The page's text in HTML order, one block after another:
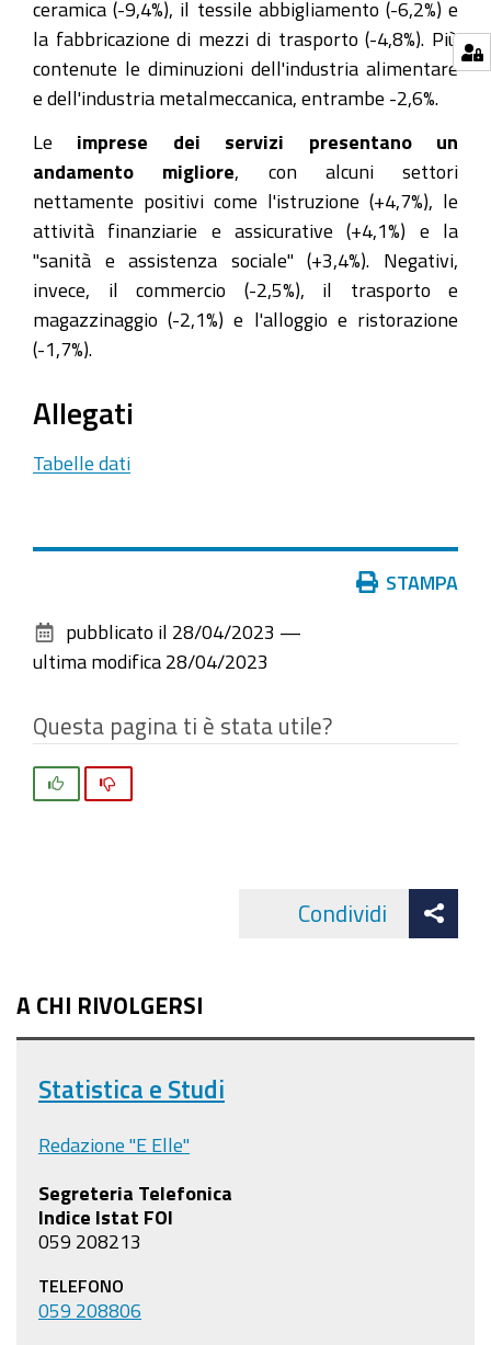
ceramica (-9,4%), il tessile abbigliamento (-6,2%) e
la fabbricazione di mezzi di trasporto (-4,8%). Più
contenute le diminuzioni dell'industria alimentare
e dell'industria metalmeccanica, entrambe -2,6%.
Le imprese dei servizi presentano un
andamento migliore , con alcuni settori
nettamente positivi come l'istruzione (+4,7%), le
attività finanziarie e assicurative (+4,1%) e la
"sanità e assistenza sociale" (+3,4%). Negativi,
invece, il commercio (-2,5%), il trasporto e
magazzinaggio (-2,1%) e l'alloggio e ristorazione
(-1,7%).
Allegati
Tabelle dati
documento
STAMPA
pubblicato il 28/04/2023 —
ultima modifica 28/04/2023
Questa pagina ti è stata utile?
Condividi
A CHI RIVOLGERSI
Statistica e Studi
Redazione "E Elle"
Segreteria Telefonica
Indice Istat FOI
059 208213
TELEFONO
059 208806